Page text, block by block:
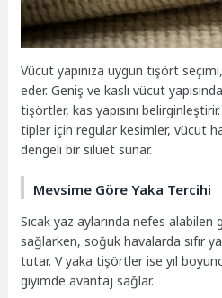
Vücut yapınıza uygun tişört
eder. Geniş ve kaslı vücut
tişörtler, kas yapısını
tipler için regular kesimler, vücut
dengeli bir siluet sunar.
Mevsime Göre Yaka Tercihi
Sıcak yaz aylarında nefes alabilen
sağlarken, soğuk havalarda sıfır
tutar. V yaka tişörtler ise yıl
giyimde avantaj sağlar.